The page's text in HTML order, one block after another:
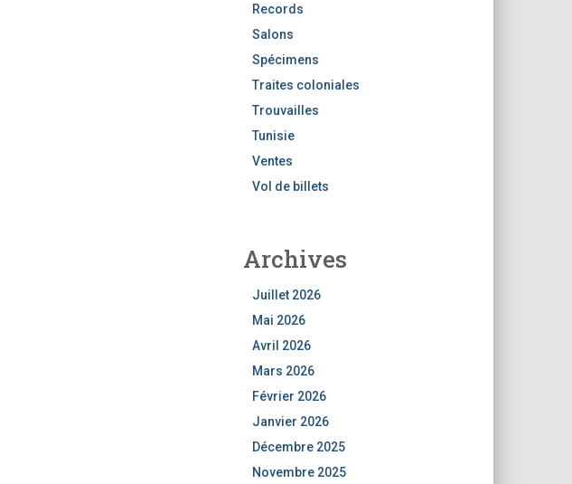
Records
Salons
Spécimens
Traites coloniales
Trouvailles
Tunisie
Ventes
Vol de billets
Archives
Juillet 2026
Mai 2026
Avril 2026
Mars 2026
Février 2026
Janvier 2026
Décembre 2025
Novembre 2025